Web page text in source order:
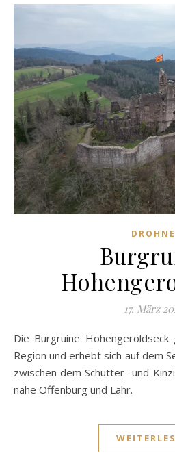
DROHNE
17. März
Die Burgruine Hohengeroldseck gilt als Wahrzeichen der
Region und erhebt sich auf dem
zwischen dem Schutter- und
nahe Offenburg und Lahr.